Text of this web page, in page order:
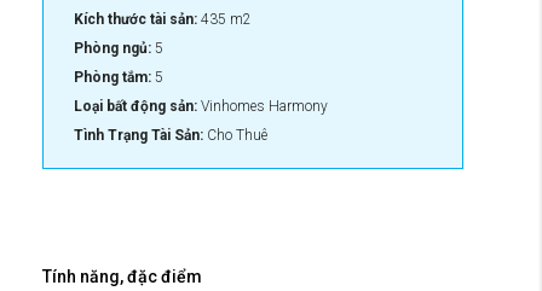
Kích thước tài sản: 435 m2
Phòng ngủ: 5
Phòng tắm: 5
Loại bất động sản: Vinhomes Harmony
Tình Trạng Tài Sản: Cho Thuê
Tính năng, đặc điểm